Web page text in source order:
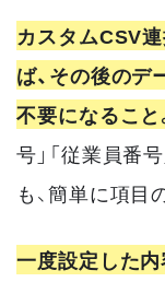
カスタムCSV
ば、その後の
不要になること
号」「従業員番
も、簡単に項目
一度設定した